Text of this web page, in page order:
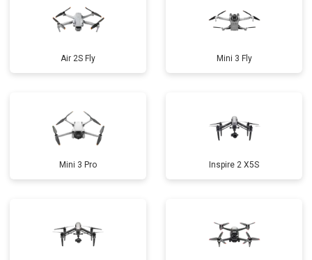
Air 2S Fly Mini 3 Fly
Mini 3 Pro Inspire 2 X5S